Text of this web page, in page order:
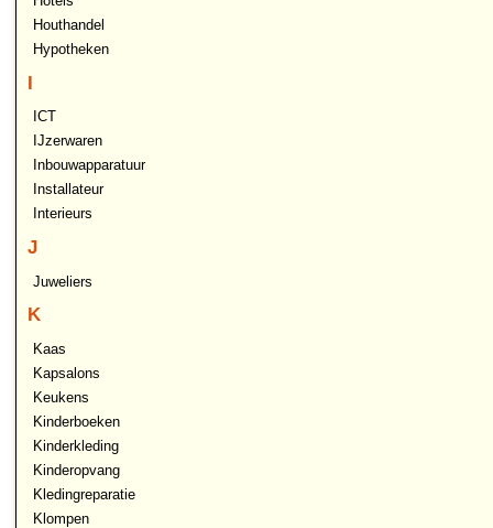
Houthandel
Hypotheken
I
ICT
IJzerwaren
Inbouwapparatuur
Installateur
Interieurs
J
Juweliers
K
Kaas
Kapsalons
Keukens
Kinderboeken
Kinderkleding
Kinderopvang
Kledingreparatie
Klompen